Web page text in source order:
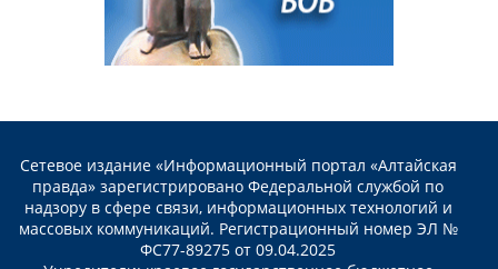
Сетевое издание «Информационный портал «Алтайская
правда» зарегистрировано Федеральной службой по
надзору в сфере связи, информационных технологий и
массовых коммуникаций. Регистрационный номер ЭЛ №
ФС77-89275 от 09.04.2025